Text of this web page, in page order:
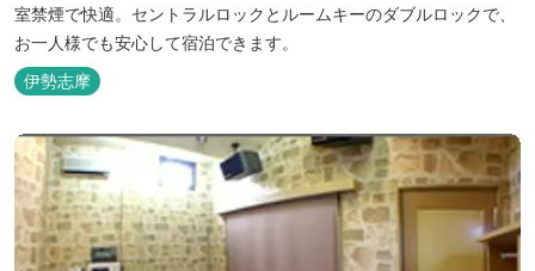
室禁煙で快適。セントラルロックとルームキーのダブルロックで、
お一人様でも安心して宿泊できます。
伊勢志摩